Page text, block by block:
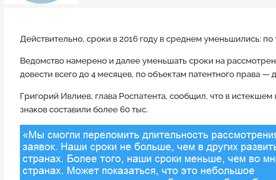
Действительно, сроки в 2016 году в среднем уменьшились:
Ведомство намерено и далее уменьшать сроки на
довести всего до 4 месяцев, по объектам патентного права —
Григорий Ивлиев, глава Роспатента, сообщил, что в
знаков составили более 60 тыс.